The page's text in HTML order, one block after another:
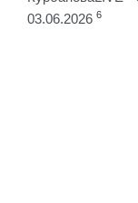
03.06.2026 6